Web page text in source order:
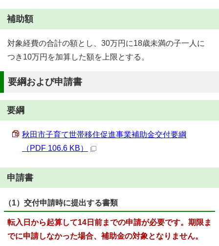
補助額
対象経費の合計の額とし、30万円に18歳未満の子一人に
つき10万円を加算した額を上限とする。
要綱および申請書
要綱
秋田市子育て世帯移住促進事業補助金交付要綱
（PDF 106.6 KB）
申請書
（1）交付申請時に提出する書類
転入日から起算して14日前までの申請が必要です。期限ま
でに申請しなかった場合、補助金の対象となりません。